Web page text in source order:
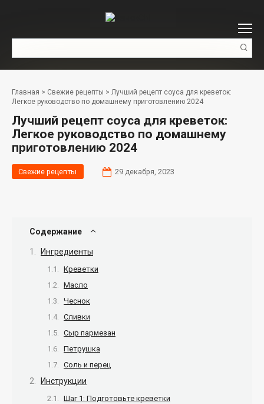
Главная > Свежие рецепты > Лучший рецепт соуса для креветок:
Легкое руководство по домашнему приготовлению 2024
Лучший рецепт соуса для креветок:
Легкое руководство по домашнему
приготовлению 2024
Свежие рецепты 29 декабря, 2023
Содержание
Ингредиенты
Креветки
Масло
Чеснок
Сливки
Сыр пармезан
Петрушка
Соль и перец
Инструкции
Шаг 1: Подготовьте креветки